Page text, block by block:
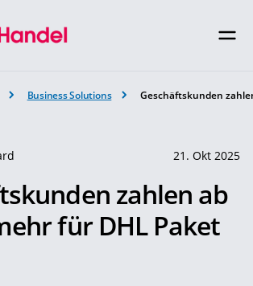
Business Solutions Geschäftskunden
21. Okt 2025
zahlen ab
für DHL Paket